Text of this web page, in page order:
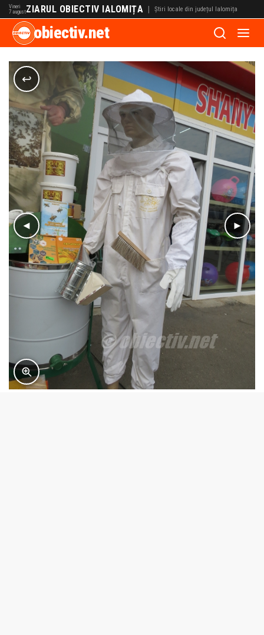
Vineri
7 augustZIARUL OBIECTIV IALOMIȚA | Știri locale din județul Ialomița
obiectiv.net